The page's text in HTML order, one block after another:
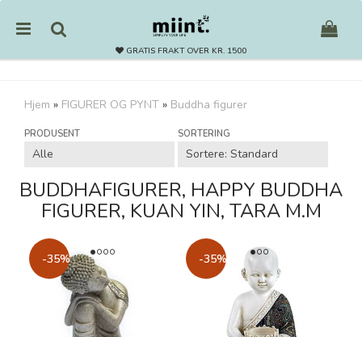
GRATIS FRAKT OVER KR. 1500
Hjem » FIGURER OG PYNT » Buddha figurer
PRODUSENT SORTERING
BUDDHAFIGURER, HAPPY BUDDHA
FIGURER, KUAN YIN, TARA M.M
-35% -35%